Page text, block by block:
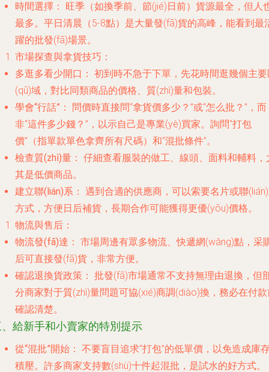
時間選擇：
旺季（如換季前、節(jié)日前）貨源最全，但人
最多。平日清晨（5-8點）是大量發(fā)貨的高峰，能看到最
躍的批發(fā)場景。
市場探查與拿貨技巧：
多逛多看少開口： 初到時不急于下單，先花時間逛幾個主
(qū)域，對比同類商品的價格、質(zhì)量和包裝。
學會“行話”：
問價時直接問“拿貨價多少？”或“怎么批？”，而
非“這件多少錢？”，以示自己是專業(yè)買家。詢問“打包
價”（指單款單色拿齊所有尺碼）和“混批條件”。
檢查質(zhì)量： 仔細查看服裝的做工、線頭、面料和輔料，
其是低價商品。
建立聯(lián)系： 遇到合適的供應商，可以索要名片或聯
方式，方便日后補貨，長期合作可能獲得更優(yōu)價格。
物流與售后：
物流發(fā)達： 市場周邊有眾多物流、快遞網(wǎng)點，采
后可直接發(fā)貨，非常方便。
確認退換貨政策： 批發(fā)市場通常不支持無理由退換，但
分商家對于質(zhì)量問題可協(xié)商調(diào)換，務必在付
確認清楚。
給新手和小賣家的特別提示
從“混批”開始： 不要盲目追求“打包”的低單價，以免造成庫
積壓。許多商家支持數(shù)十件起混批，是試水的好方式。